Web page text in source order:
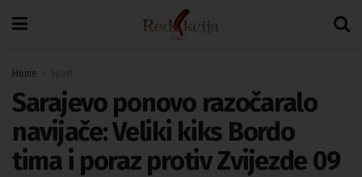
Home
Sarajevo ponovo razočaralo
navijače: Veliki kiks Bordo
tima i poraz protiv Zvijezde 09